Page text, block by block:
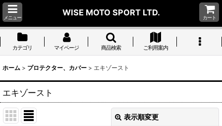
メニュー
WISE MOTO SPORT LTD.
カート
カテゴリ マイページ 商品検索 ご利用案内
ホーム > プロテクター、カバー > エキゾースト
エキゾースト
表示順変更